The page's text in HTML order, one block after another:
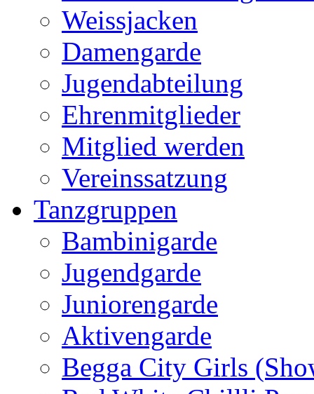
Weissjacken
Damengarde
Jugendabteilung
Ehrenmitglieder
Mitglied werden
Vereinssatzung
Tanzgruppen
Bambinigarde
Jugendgarde
Juniorengarde
Aktivengarde
Begga City Girls